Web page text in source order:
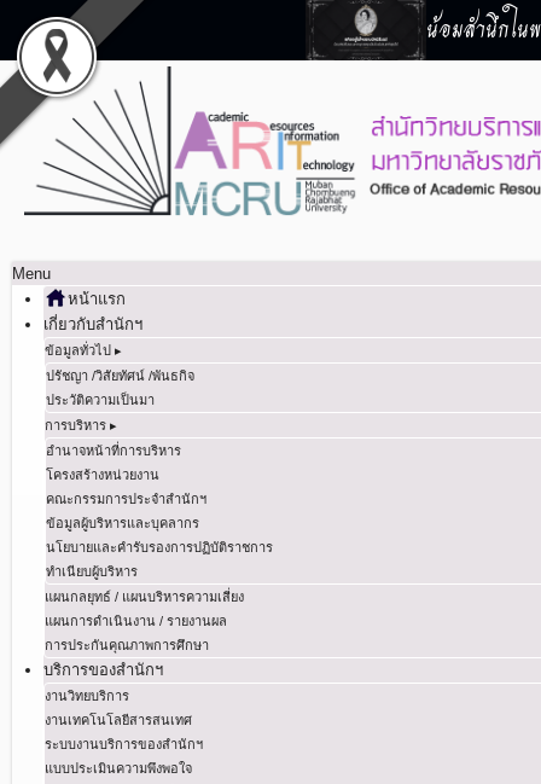
น้อมสำนึกใน
Menu
หน้าแรก
เกี่ยวกับสำนักฯ
ข้อมูลทั่วไป ▸
ปรัชญา /วิสัยทัศน์ /พันธกิจ
ประวัติความเป็นมา
การบริหาร ▸
อำนาจหน้าที่การบริหาร
โครงสร้างหน่วยงาน
คณะกรรมการประจำสำนักฯ
ข้อมูลผู้บริหารและบุคลากร
นโยบายและคำรับรองการปฏิบัติราชการ
ทำเนียบผู้บริหาร
แผนกลยุทธ์ / แผนบริหารความเสี่ยง
แผนการดำเนินงาน / รายงานผล
การประกันคุณภาพการศึกษา
บริการของสำนักฯ
งานวิทยบริการ
งานเทคโนโลยีสารสนเทศ
ระบบงานบริการของสำนักฯ
แบบประเมินความพึงพอใจ